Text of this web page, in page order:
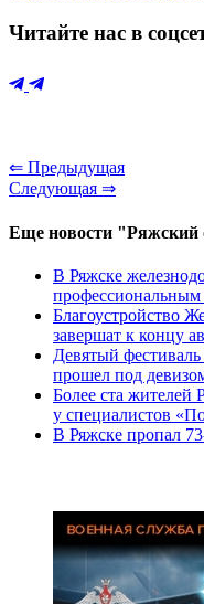
Читайте нас в
⇐ Предыдущая
Следующая ⇒
Еще новости "Ряжский
В Ряжске
профессиональным
Благоустройство
завершат к концу
Девятый
прошел под
Более ста жителей
у специалистов
В Ряжске пропал